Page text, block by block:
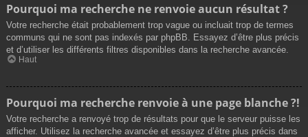
Pourquoi ma recherche ne renvoie aucun résultat ?
Votre recherche était probablement trop vague ou incluait trop de termes
communs qui ne sont pas indexés par phpBB. Essayez d’être plus précis
et d’utiliser les différents filtres disponibles dans la recherche avancée.
Haut
Pourquoi ma recherche renvoie à une page blanche ?!
Votre recherche a renvoyé trop de résultats pour que le serveur puisse les
afficher. Utilisez la recherche avancée et essayez d’être plus précis dans